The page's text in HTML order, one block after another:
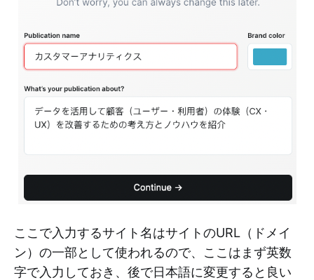
ここで入力するサイト名はサイトのURL（ドメイ
ン）の一部として使われるので、ここはまず英数
字で入力しておき、後で日本語に変更すると良い